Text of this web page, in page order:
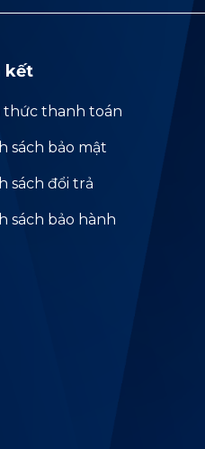
kết
thức thanh toán
sách bảo mật
sách đổi trả
sách bảo hành